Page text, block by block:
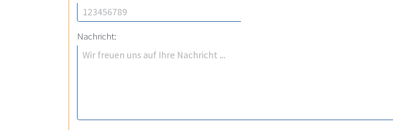
Nachricht: